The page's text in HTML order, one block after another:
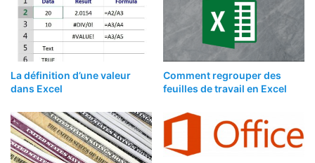
La définition d’une valeur
dans Excel
Comment regrouper des
feuilles de travail en Excel